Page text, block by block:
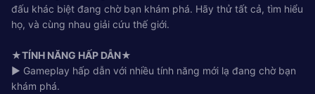
đấu khác biệt đang chờ bạn khám phá. Hãy thử tất cả, tìm hiểu
họ, và cùng nhau giải cứu thế giới.
★TÍNH NĂNG HẤP DẪN★
▶ Gameplay hấp dẫn với nhiều tính năng mới lạ đang chờ bạn
khám phá.